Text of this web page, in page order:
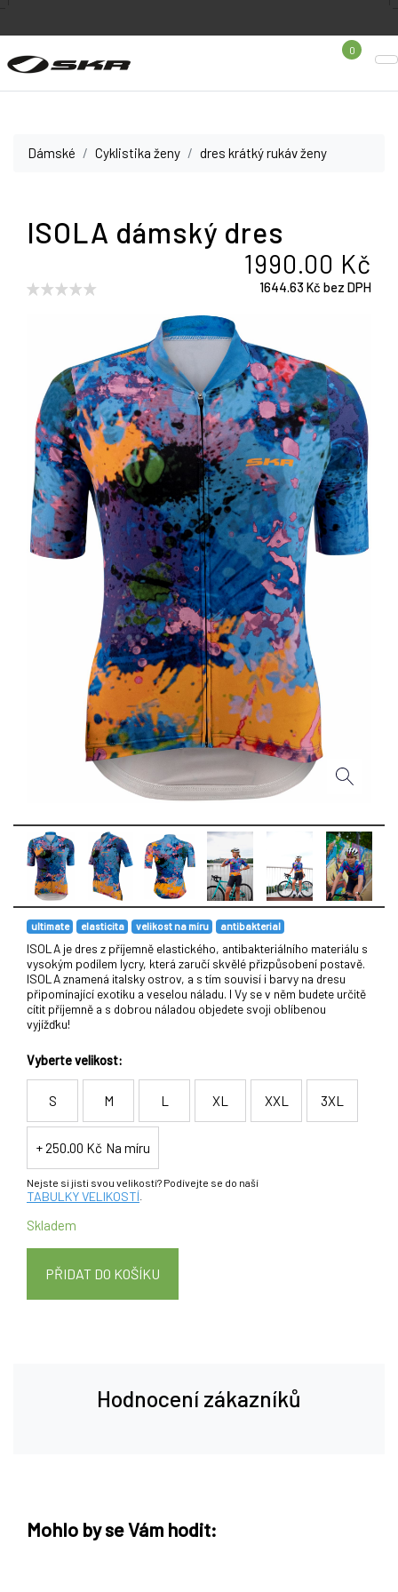
0
Dámské Cyklistika ženy dres krátký rukáv ženy
ISOLA dámský dres
1990.00 Kč
1644.63 Kč bez DPH
ultimate elasticita velikost na míru antibakterial
ISOLA je dres z příjemně elastického, antibakteriálního materiálu s
vysokým podílem lycry, která zaručí skvělé přizpůsobení postavě.
ISOLA znamená italsky ostrov, a s tím souvisí i barvy na dresu
připomínající exotiku a veselou náladu. I Vy se v něm budete určitě
cítit příjemně a s dobrou náladou objedete svoji oblíbenou
vyjížďku!
Vyberte velikost:
S M L XL XXL 3XL
+ 250.00 Kč Na míru
Nejste si jisti svou velikostí? Podívejte se do naší
TABULKY VELIKOSTÍ
Skladem
PŘIDAT DO KOŠÍKU
Hodnocení zákazníků
Mohlo by se Vám hodit: